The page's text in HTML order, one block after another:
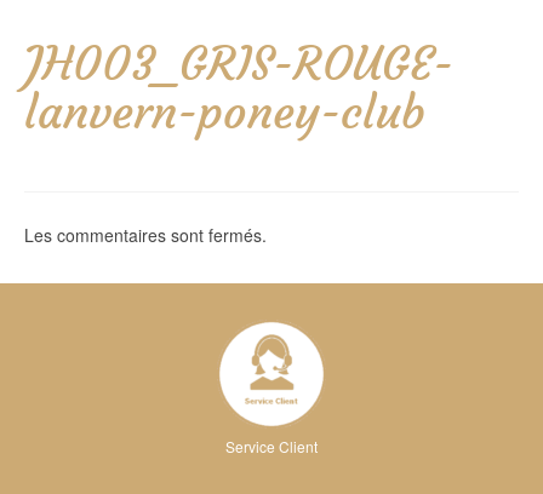
JH003_GRIS-ROUGE-
lanvern-poney-club
Les commentaires sont fermés.
Service Client